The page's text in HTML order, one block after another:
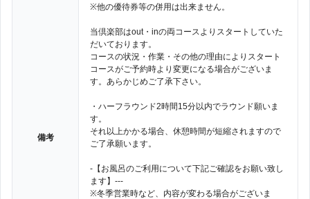
備考
※他の優待券等の併用は出来ません。
当倶楽部はout・inの両コースよりスタートしていた
だいております。
コースの状況・作業・その他の理由によりスタート
コースがご予約時より変更になる場合がございま
す。あらかじめご了承下さい。
・ハーフラウンド2時間15分以内でラウンド願いま
す。
それ以上かかる場合、休憩時間が短縮されますので
ご了承願います。
-【お風呂のご利用について下記ご確認をお願い致し
ます】---
※冬季営業時など、内容が変わる場合がございま